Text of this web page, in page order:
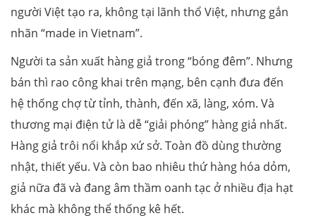
người Việt tạo ra, không tại lãnh thổ Việt, nhưng gắn
nhãn “made in Vietnam”.
Người ta sản xuất hàng giả trong “bóng đêm”. Nhưng
bán thì rao công khai trên mạng, bên cạnh đưa đến
hệ thống chợ từ tỉnh, thành, đến xã, làng, xóm. Và
thương mại điện tử là dễ “giải phóng” hàng giả nhất.
Hàng giả trôi nổi khắp xứ sở. Toàn đồ dùng thường
nhật, thiết yếu. Và còn bao nhiêu thứ hàng hóa dỏm,
giả nữa đã và đang âm thầm oanh tạc ở nhiều địa hạt
khác mà không thể thống kê hết.